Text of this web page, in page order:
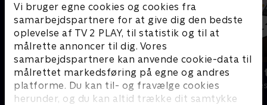
Vi bruger egne cookies og cookies fra
samarbejdspartnere for at give dig den bedste
oplevelse af TV 2 PLAY, til statistik og til at
målrette annoncer til dig. Vores
samarbejdspartnere kan anvende cookie-data til
målrettet markedsføring på egne og andres
platforme. Du kan til- og fravælge cookies
herunder, og du kan altid trække dit samtykke
Robssons (dansk tale)
Komedie • 1 sæsoner
Bert (dansk
Komedie • 1